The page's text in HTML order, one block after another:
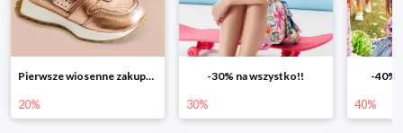
Pierwsze wiosenne zakupy -20% -30% na wszystko!! -40% na drugą sztukę